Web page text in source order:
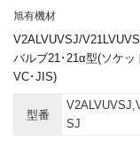
旭有機材
V2ALVUVSJ/
バルブ21･21α型(ソケッ
VC･JIS)
型番
SJ